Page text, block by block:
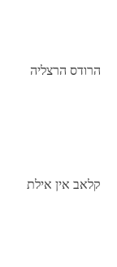
הרודס הרצליה
קלאב אין אילת